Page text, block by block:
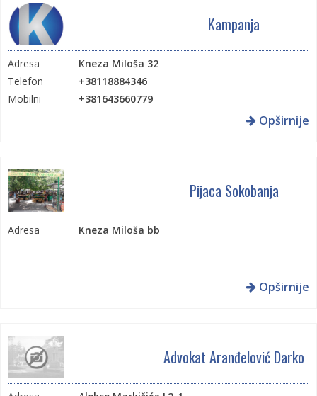
Kampanja
Adresa
Kneza Miloša 32
Telefon
+38118884346
Mobilni
+381643660779
Opširnije
Pijaca Sokobanja
Adresa Kneza Miloša bb
Opširnije
Advokat Aranđelović Darko